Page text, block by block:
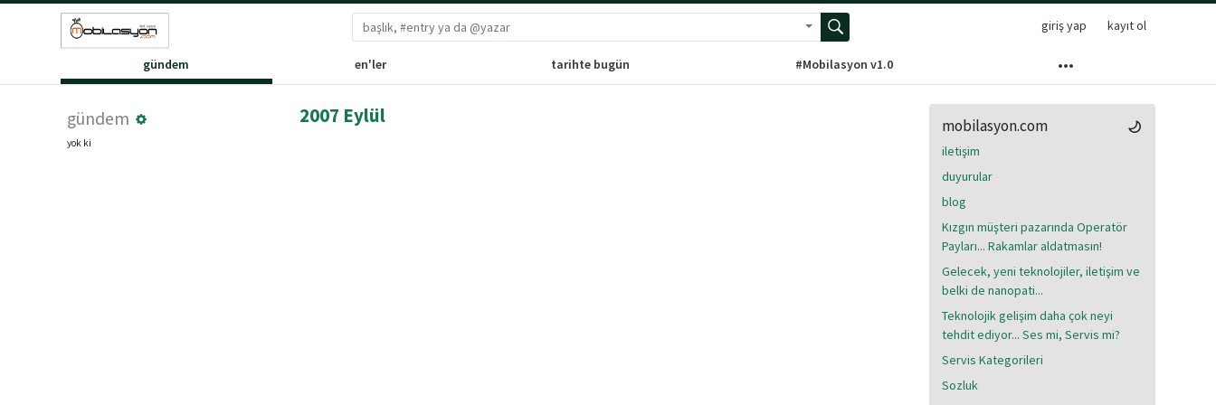
Gelişmiş arama menüsünü aç giriş yap kayıt ol
gündem en'ler tarihte bugün #Mobilasyon v1.0
gündem
yok ki
2007 Eylül mobilasyon.com
iletişim
duyurular
blog
Kızgın müşteri pazarında Operatör
Payları... Rakamlar aldatmasın!
Gelecek, yeni teknolojiler, iletişim ve
belki de nanopati...
Teknolojik gelişim daha çok neyi
tehdit ediyor... Ses mi, Servis mi?
Servis Kategorileri
Sozluk